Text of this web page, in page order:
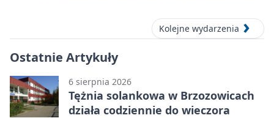
Kolejne wydarzenia
Ostatnie Artykuły
6 sierpnia 2026
Tężnia solankowa w Brzozowicach
działa codziennie do wieczora